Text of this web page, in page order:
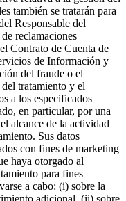
también se tratarán para
Responsable del
reclamaciones
Contrato de Cuenta de
de Información y
del fraude o el
tratamiento y el
a los especificados
en particular, por una
alcance de la actividad
Sus datos
con fines de marketing
haya otorgado al
para fines
a cabo: (i) sobre la
adicional, (ii) sobre